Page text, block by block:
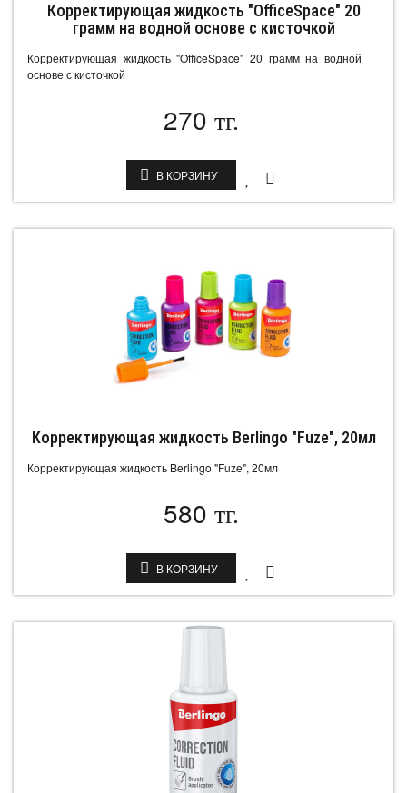
Корректирующая жидкость "OfficeSpace" 20
грамм на водной основе с кисточкой
Корректирующая жидкость "OfficeSpace" 20 грамм на водной
основе с кисточкой
270 тг.
В КОРЗИНУ
Корректирующая жидкость Berlingo "Fuze", 20мл
Корректирующая жидкость Berlingo "Fuze", 20мл
580 тг.
В КОРЗИНУ